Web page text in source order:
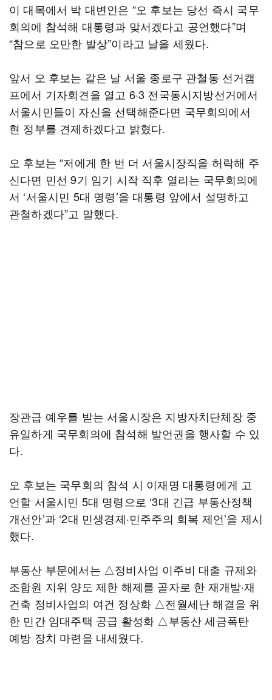
이 대목에서 박 대변인은 “오 후보는 당선 즉시 국무
회의에 참석해 대통령과 맞서겠다고 공언했다”며
“참으로 오만한 발상”이라고 날을 세웠다.
앞서 오 후보는 같은 날 서울 종로구 관철동 선거캠
프에서 기자회견을 열고 6·3 전국동시지방선거에서
서울시민들이 자신을 선택해준다면 국무회의에서
현 정부를 견제하겠다고 밝혔다.
오 후보는 “저에게 한 번 더 서울시장직을 허락해 주
신다면 민선 9기 임기 시작 직후 열리는 국무회의에
서 ‘서울시민 5대 명령’을 대통령 앞에서 설명하고
관철하겠다”고 말했다.
장관급 예우를 받는 서울시장은 지방자치단체장 중
유일하게 국무회의에 참석해 발언권을 행사할 수 있
다.
오 후보는 국무회의 참석 시 이재명 대통령에게 고
언할 서울시민 5대 명령으로 ‘3대 긴급 부동산정책
개선안’과 ‘2대 민생경제·민주주의 회복 제언’을 제시
했다.
부동산 부문에서는 △정비사업 이주비 대출 규제와
조합원 지위 양도 제한 해제를 골자로 한 재개발·재
건축 정비사업의 여건 정상화 △전월세난 해결을 위
한 민간 임대주택 공급 활성화 △부동산 세금폭탄
예방 장치 마련을 내세웠다.